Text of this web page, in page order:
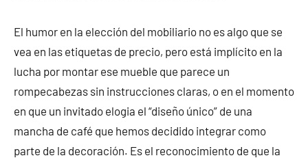
El humor en la elección del mobiliario no es algo que se
vea en las etiquetas de precio, pero está implícito en la
lucha por montar ese mueble que parece un
rompecabezas sin instrucciones claras, o en el momento
en que un invitado elogia el “diseño único” de una
mancha de café que hemos decidido integrar como
parte de la decoración. Es el reconocimiento de que la